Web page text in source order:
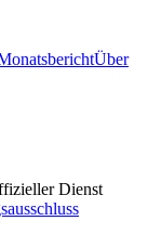
Über
Dienst